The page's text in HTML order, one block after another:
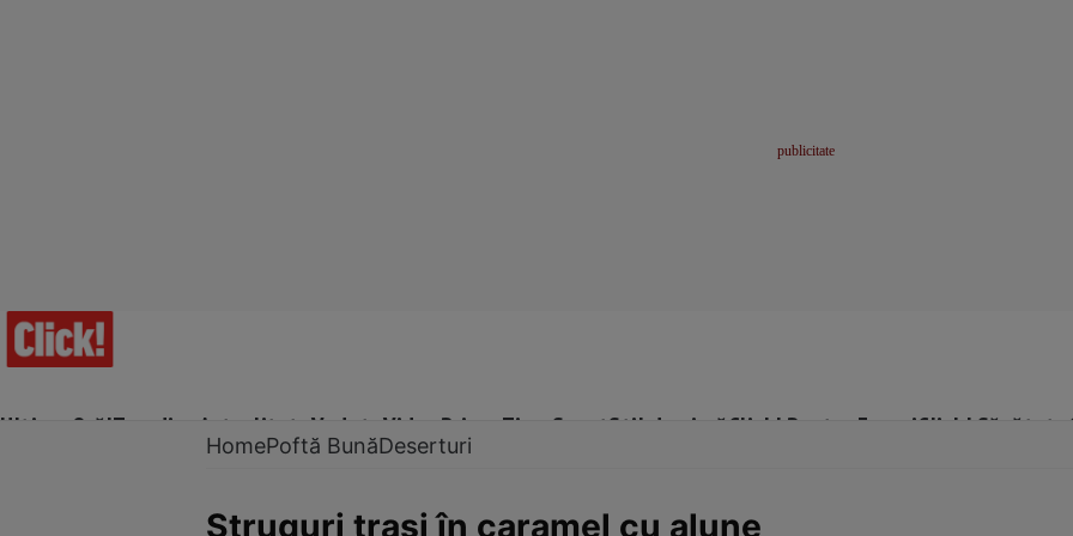
Ultima Oră!Trending Actualitate Vedete Video Prime Time SportStil de viațăClick! Pentru FemeiClick! Sănătate
HomePoftă BunăDeserturi
Struguri trași în caramel cu alune